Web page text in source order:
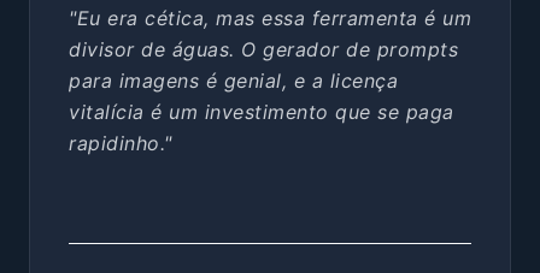
"Eu era cética, mas essa ferramenta é um
divisor de águas. O gerador de prompts
para imagens é genial, e a licença
vitalícia é um investimento que se paga
rapidinho."